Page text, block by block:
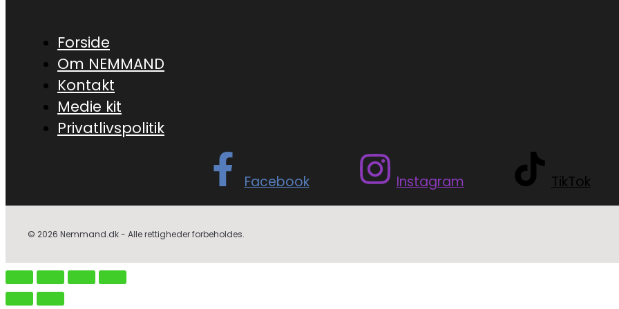
Forside
Om NEMMAND
Kontakt
Medie kit
Privatlivspolitik
Facebook Instagram TikTok
© 2026 Nemmand.dk - Alle rettigheder forbeholdes.